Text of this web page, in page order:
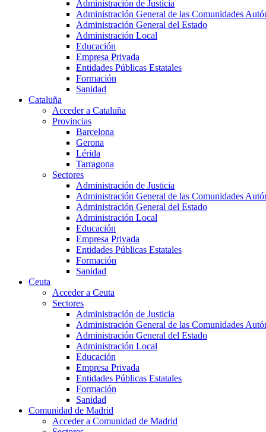
Administración de Justicia
Administración General de las Comunidades
Administración General del Estado
Administración Local
Educación
Empresa Privada
Entidades Públicas Estatales
Formación
Sanidad
Cataluña
Acceder a Cataluña
Provincias
Barcelona
Gerona
Lérida
Tarragona
Sectores
Administración de Justicia
Administración General de las Comunidades
Administración General del Estado
Administración Local
Educación
Empresa Privada
Entidades Públicas Estatales
Formación
Sanidad
Ceuta
Acceder a Ceuta
Sectores
Administración de Justicia
Administración General de las Comunidades
Administración General del Estado
Administración Local
Educación
Empresa Privada
Entidades Públicas Estatales
Formación
Sanidad
Comunidad de Madrid
Acceder a Comunidad de Madrid